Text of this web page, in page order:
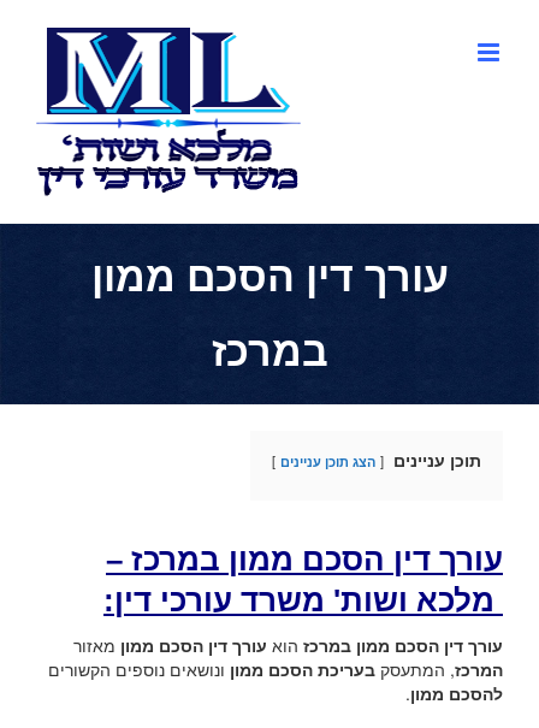
עורך דין הסכם ממון
במרכז
תוכן עניינים הצג תוכן עניינים
עורך דין הסכם ממון במרכז –
מלכא ושות' משרד עורכי דין:
עורך דין הסכם ממון במרכז הוא עורך דין הסכם ממון מאזור
המרכז, המתעסק בעריכת הסכם ממון ונושאים נוספים הקשורים
להסכם ממון.